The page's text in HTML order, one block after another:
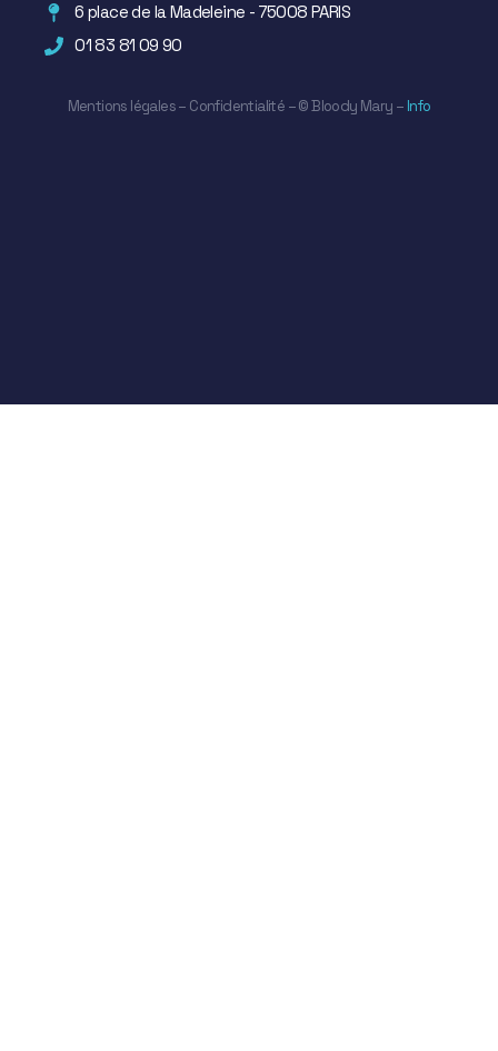
6 place de la Madeleine - 75008 PARIS
01 83 81 09 90
Mentions légales– Confidentialité – ©Bloody Mary – Info